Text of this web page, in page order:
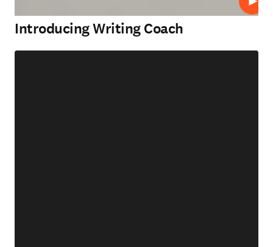
재생
Introducing Writing Coach